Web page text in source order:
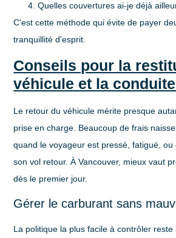
Quelles couvertures ai-je déjà
C'est cette méthode qui évite de payer
tranquillité d'esprit.
Conseils pour la
véhicule et la
Le retour du véhicule mérite presque
prise en charge. Beaucoup de frais
quand le voyageur est pressé, fatigué,
son vol retour. À Vancouver, mieux vaut
dès le premier jour.
Gérer le carburant sans
La politique la plus facile à contrôler reste